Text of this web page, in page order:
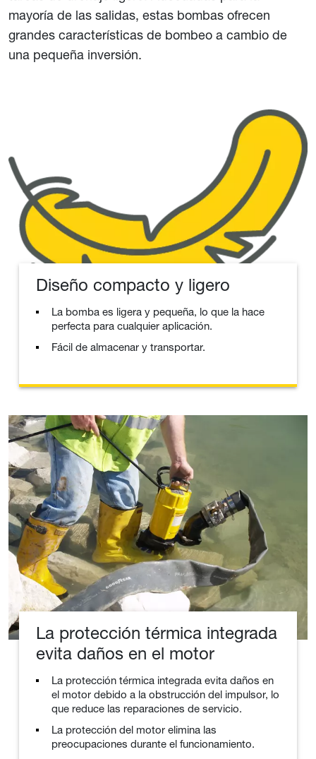
mayoría de las salidas, estas bombas ofrecen
grandes características de bombeo a cambio de
una pequeña inversión.
Diseño compacto y ligero
La bomba es ligera y pequeña, lo que la hace
perfecta para cualquier aplicación.
Fácil de almacenar y transportar.
La protección térmica integrada
evita daños en el motor
La protección térmica integrada evita daños en
el motor debido a la obstrucción del impulsor, lo
que reduce las reparaciones de servicio.
La protección del motor elimina las
preocupaciones durante el funcionamiento.